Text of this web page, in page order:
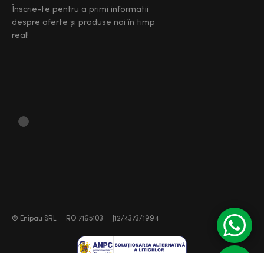
Înscrie-te pentru a primi informatii
despre oferte și produse noi în timp
real!
© Enipau SRL RO 7165103 J12/4373/1994